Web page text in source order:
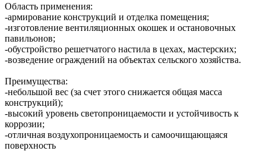
Область применения:
-армирование конструкций и отделка помещения;
-изготовление вентиляционных окошек и остановочных
павильонов;
-обустройство решетчатого настила в цехах, мастерских;
-возведение ограждений на объектах сельского хозяйства.
Преимущества:
-небольшой вес (за счет этого снижается общая масса
конструкций);
-высокий уровень светопроницаемости и устойчивость к
коррозии;
-отличная воздухопроницаемость и самоочищающаяся
поверхность